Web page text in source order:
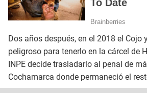
Dos años después, en el 2018 el Cojo
peligroso para tenerlo en la cárcel de
INPE decide trasladarlo al penal de
Cochamarca donde permaneció el